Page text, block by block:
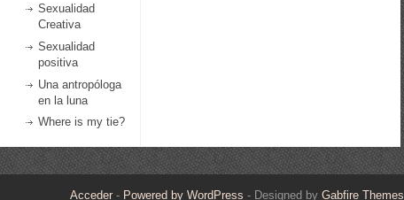
Sexualidad
Creativa
Sexualidad
positiva
Una antropóloga
en la luna
Where is my tie?
Acceder - Powered by WordPress - Designed by Gabfire Themes